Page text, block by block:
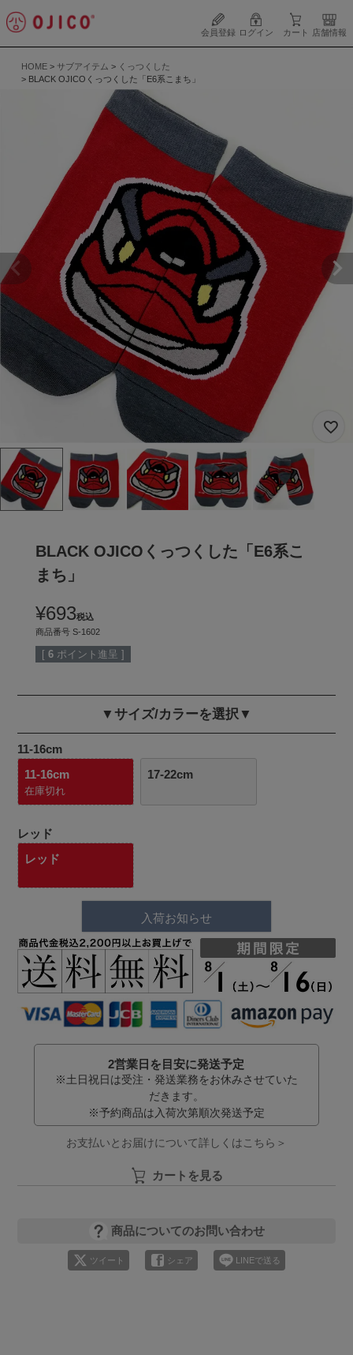
会員登録 ログイン カート 店舗情報
HOME サブアイテム
くっつくした
BLACK OJICOくっつくした「E6系こまち」
BLACK OJICOくっつくした「E6系こ
まち」
¥693税込
商品番号 S-1602
[ 6 ポイント進呈 ]
▼サイズ/カラーを選択▼
11-16cm
11-16cm
在庫切れ
17-22cm
レッド
レッド
入荷お知らせ
2営業日を目安に発送予定
※土日祝日は受注・発送業務をお休みさせていた
だきます。
※予約商品は入荷次第順次発送予定
お支払いとお届けについて詳しくはこちら＞
カートを見る
商品についてのお問い合わせ
ツイート シェア LINEで送る